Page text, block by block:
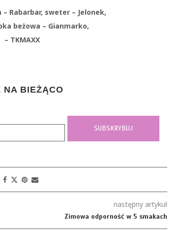
Rabarbar, sweter – Jelonek,
beżowa – Gianmarko,
TKMAXX
NA BIEŻĄCO
następny artykuł
Zimowa odporność w 5 smakach